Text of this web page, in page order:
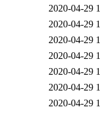
2020-04-29
2020-04-29
2020-04-29
2020-04-29
2020-04-29
2020-04-29
2020-04-29